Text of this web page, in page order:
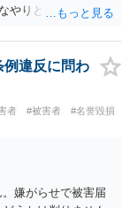
やりとりの内容で判
例違反に問わ
者 #被害者 #名誉毀損
嫌がらせで被害届